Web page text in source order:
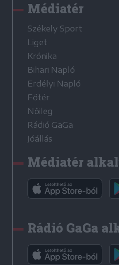
Médiatér
Székely Sport
Liget
Krónika
Bihari Napló
Erdélyi Napló
Főtér
Nőileg
Rádió GaGa
Jóállás
Médiatér
Rádió GaGa